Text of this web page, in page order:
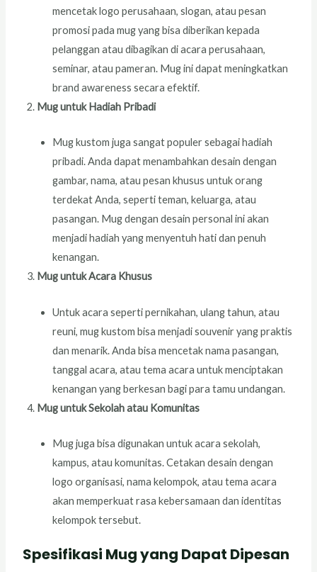
mencetak logo perusahaan, slogan, atau pesan
promosi pada mug yang bisa diberikan kepada
pelanggan atau dibagikan di acara perusahaan,
seminar, atau pameran. Mug ini dapat meningkatkan
brand awareness secara efektif.
Mug untuk Hadiah Pribadi
Mug kustom juga sangat populer sebagai hadiah
pribadi. Anda dapat menambahkan desain dengan
gambar, nama, atau pesan khusus untuk orang
terdekat Anda, seperti teman, keluarga, atau
pasangan. Mug dengan desain personal ini akan
menjadi hadiah yang menyentuh hati dan penuh
kenangan.
Mug untuk Acara Khusus
Untuk acara seperti pernikahan, ulang tahun, atau
reuni, mug kustom bisa menjadi souvenir yang praktis
dan menarik. Anda bisa mencetak nama pasangan,
tanggal acara, atau tema acara untuk menciptakan
kenangan yang berkesan bagi para tamu undangan.
Mug untuk Sekolah atau Komunitas
Mug juga bisa digunakan untuk acara sekolah,
kampus, atau komunitas. Cetakan desain dengan
logo organisasi, nama kelompok, atau tema acara
akan memperkuat rasa kebersamaan dan identitas
kelompok tersebut.
Spesifikasi Mug yang Dapat Dipesan